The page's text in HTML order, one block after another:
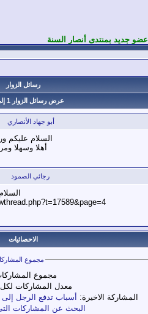
عضو جديد بمنتدى أنصار السنة
رسائل الزوار
عرض رسائل الزوار 1 إلى
أبو جهاد الأنصاري
السلام عليكم
أهلا وسهلا
رجائي الصمود
الاحصائيات
مجموع
مجموع
معدل المشاركات
المشاركة الاخيرة: أسباب تدفع الرجل إلى
البحث عن المشاركات التي